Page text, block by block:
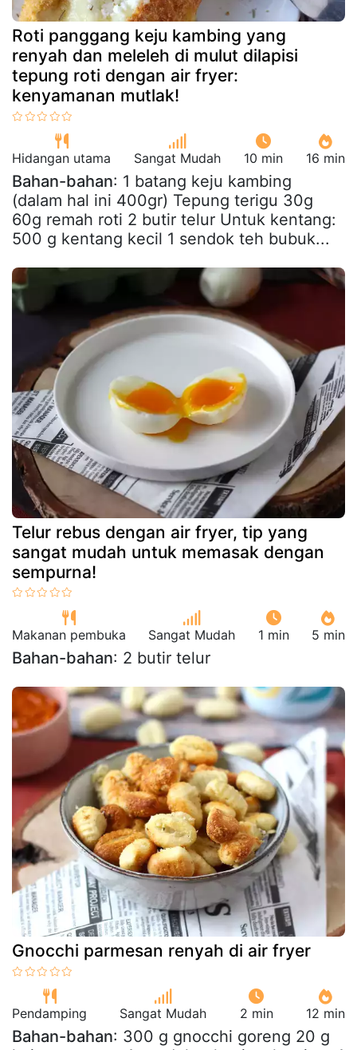
Roti panggang keju kambing yang
renyah dan meleleh di mulut dilapisi
tepung roti dengan air fryer:
kenyamanan mutlak!
Hidangan utama Sangat Mudah 10 min 16 min
Bahan-bahan: 1 batang keju kambing
(dalam hal ini 400gr) Tepung terigu 30g
60g remah roti 2 butir telur Untuk kentang:
500 g kentang kecil 1 sendok teh bubuk...
Telur rebus dengan air fryer, tip yang
sangat mudah untuk memasak dengan
sempurna!
Makanan pembuka Sangat Mudah 1 min 5 min
Bahan-bahan: 2 butir telur
Gnocchi parmesan renyah di air fryer
Pendamping Sangat Mudah 2 min 12 min
Bahan-bahan: 300 g gnocchi goreng 20 g